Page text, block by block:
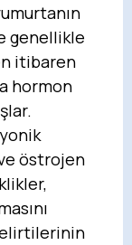
genellikle
itibaren
hormon
östrojen